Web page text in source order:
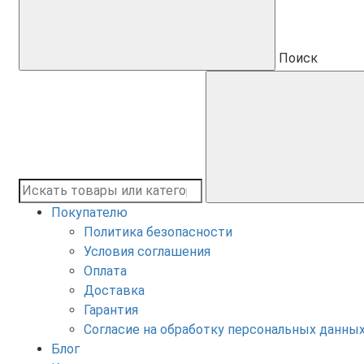
Поиск
Покупателю
Политика безопасности
Условия соглашения
Оплата
Доставка
Гарантия
Согласие на обработку персональных
Блог